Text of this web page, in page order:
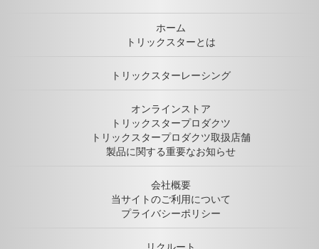
ホーム
トリックスターとは
トリックスターレーシング
オンラインストア
トリックスタープロダクツ
トリックスタープロダクツ取扱店舗
製品に関する重要なお知らせ
会社概要
当サイトのご利用について
プライバシーポリシー